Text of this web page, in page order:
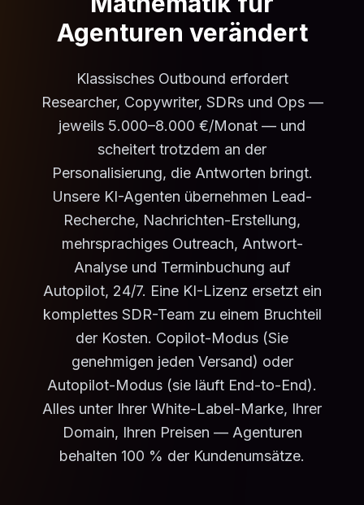
Agenturen verändert
Klassisches Outbound erfordert
Researcher, Copywriter, SDRs und Ops —
jeweils 5.000–8.000 €/Monat — und
scheitert trotzdem an der
Personalisierung, die Antworten bringt.
Unsere KI-Agenten übernehmen Lead-
Recherche, Nachrichten-Erstellung,
mehrsprachiges Outreach, Antwort-
Analyse und Terminbuchung auf
Autopilot, 24/7. Eine KI-Lizenz ersetzt ein
komplettes SDR-Team zu einem Bruchteil
der Kosten. Copilot-Modus (Sie
genehmigen jeden Versand) oder
Autopilot-Modus (sie läuft End-to-End).
Alles unter Ihrer White-Label-Marke, Ihrer
Domain, Ihren Preisen — Agenturen
behalten 100 % der Kundenumsätze.